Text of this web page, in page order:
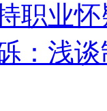
职业
：浅